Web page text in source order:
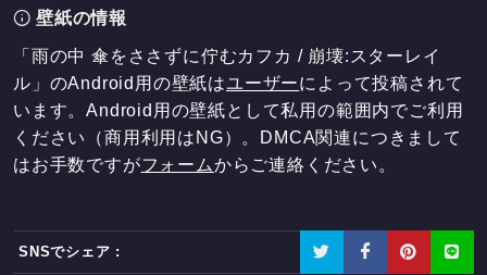
壁紙の情報
「雨の中 傘をささずに佇むカフカ / 崩壊:スターレイ
ル」のAndroid用の壁紙はユーザーによって投稿されて
います。Android用の壁紙として私用の範囲内でご利用
ください（商用利用はNG）。DMCA関連につきまして
はお手数ですがフォームからご連絡ください。
SNSでシェア :